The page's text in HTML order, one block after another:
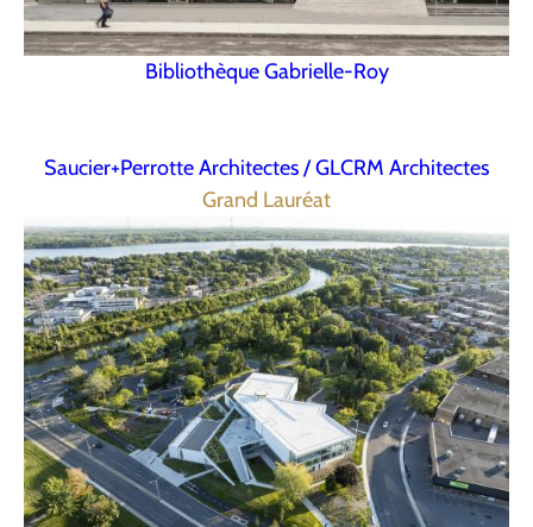
Bibliothèque Gabrielle-Roy
Saucier+Perrotte Architectes / GLCRM Architectes
Grand Lauréat